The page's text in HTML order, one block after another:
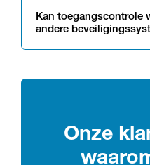
Kan toegangscontrole
andere
Onze